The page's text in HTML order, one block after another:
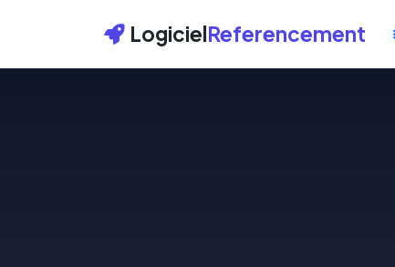
LogicielReferencement